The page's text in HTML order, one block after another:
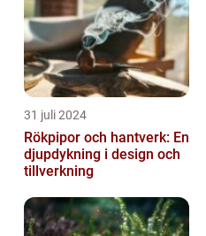
31 juli 2024
Rökpipor och hantverk: En
djupdykning i design och
tillverkning